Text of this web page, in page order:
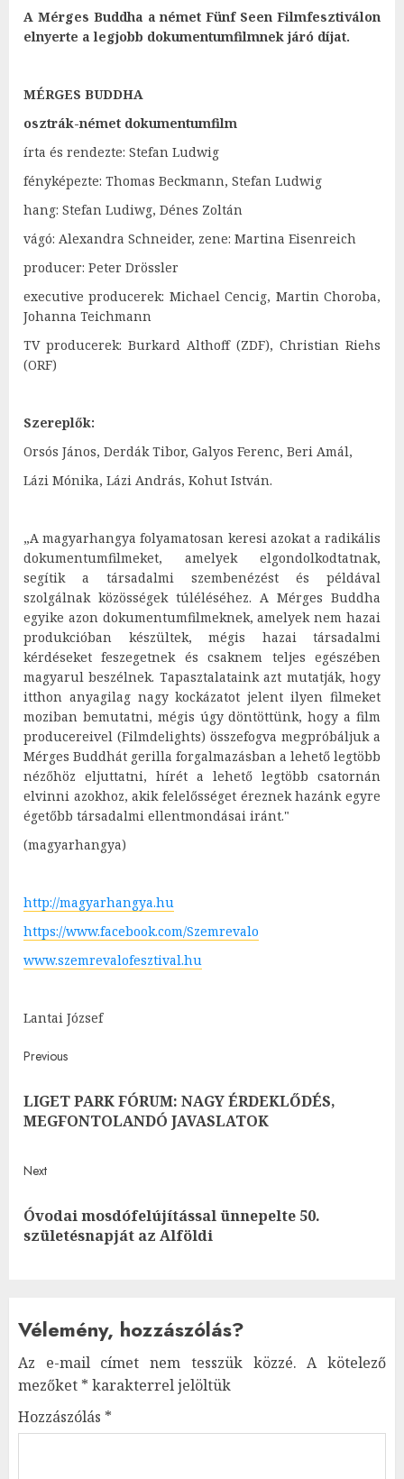
A Mérges Buddha a német Fünf Seen Filmfesztiválon
elnyerte a legjobb dokumentumfilmnek járó díjat.
MÉRGES BUDDHA
osztrák-német dokumentumfilm
írta és rendezte: Stefan Ludwig
fényképezte: Thomas Beckmann, Stefan Ludwig
hang: Stefan Ludiwg, Dénes Zoltán
vágó: Alexandra Schneider, zene: Martina Eisenreich
producer: Peter Drössler
executive producerek: Michael Cencig, Martin Choroba,
Johanna Teichmann
TV producerek: Burkard Althoff (ZDF), Christian Riehs
(ORF)
Szereplők:
Orsós János, Derdák Tibor, Galyos Ferenc, Beri Amál,
Lázi Mónika, Lázi András, Kohut István.
„A magyarhangya folyamatosan keresi azokat a radikális
dokumentumfilmeket, amelyek elgondolkodtatnak,
segítik a társadalmi szembenézést és példával
szolgálnak közösségek túléléséhez. A Mérges Buddha
egyike azon dokumentumfilmeknek, amelyek nem hazai
produkcióban készültek, mégis hazai társadalmi
kérdéseket feszegetnek és csaknem teljes egészében
magyarul beszélnek. Tapasztalataink azt mutatják, hogy
itthon anyagilag nagy kockázatot jelent ilyen filmeket
moziban bemutatni, mégis úgy döntöttünk, hogy a film
producereivel (Filmdelights) összefogva megpróbáljuk a
Mérges Buddhát gerilla forgalmazásban a lehető legtöbb
nézőhöz eljuttatni, hírét a lehető legtöbb csatornán
elvinni azokhoz, akik felelősséget éreznek hazánk egyre
égetőbb társadalmi ellentmondásai iránt."
(magyarhangya)
http://magyarhangya.hu
https://www.facebook.com/Szemrevalo
www.szemrevalofesztival.hu
Lantai József
Post
navigation
Previous
LIGET PARK FÓRUM: NAGY ÉRDEKLŐDÉS,
MEGFONTOLANDÓ JAVASLATOK
Next
Next
post:
Óvodai mosdófelújítással ünnepelte 50.
születésnapját az Alföldi
Vélemény, hozzászólás?
Az e-mail címet nem tesszük közzé. A kötelező
mezőket * karakterrel jelöltük
Hozzászólás *